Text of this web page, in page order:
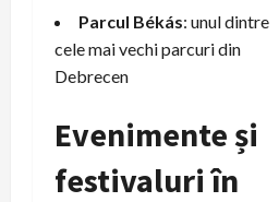
Parcul Békás: unul dintre
cele mai vechi parcuri din
Debrecen
Evenimente și
festivaluri în